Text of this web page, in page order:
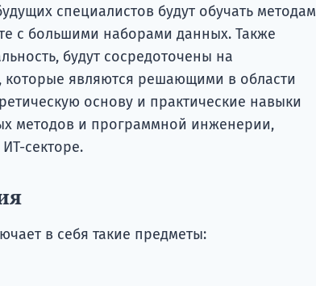
специалистов будут обучать методам
с большими наборами данных. Также
будут сосредоточены на
которые являются решающими в области
основу и практические навыки
методов и программной инженерии,
секторе.
в себя такие предметы: